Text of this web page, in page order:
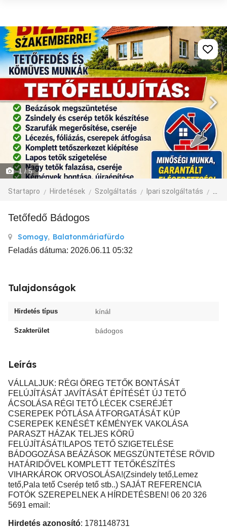
1 / 5
Startapro Hirdetések Szolgáltatás Ipari szolgáltatás
Tetőfedő Bádogos
Somogy, Balatonmáriafürdo
Feladás dátuma: 2026.06.11 05:32
Tulajdonságok
Hirdetés típus kínál
Szakterület bádogos
Leírás
VÁLLALJUK: RÉGI ÖREG TETŐK BONTÁSÁT
FELÚJÍTÁSÁT JAVÍTÁSÁT ÉPÍTÉSÉT ÚJ TETŐ
ÁCSOLÁSA RÉGI TETŐ LÉCEK CSERÉJÉT
CSEREPEK PÓTLÁSA ÁTFORGATÁSÁT KÚP
CSEREPEK KENÉSÉT KÉMÉNYEK VAKOLÁSA
PARASZT HÁZAK TELJES KÖRŰ
FELÚJÍTÁSÁT!LAPOS TETŐ SZIGETELÉSE
BÁDOGOZÁSA BEÁZÁSOK MEGSZÜNTETÉSE RÖVID
HATÁRIDŐVEL KOMPLETT TETŐKÉSZÍTÉS
VIHARKÁROK ORVOSOLÁSA!(Zsindely tető,Lemez
tető,Pala tető Cserép tető stb..) SAJÁT REFERENCIA
FOTÓK SZEREPELNEK A HÍRDETÉSBEN! 06 20 326
5691 email:
Hirdetés azonosító: 1781148731